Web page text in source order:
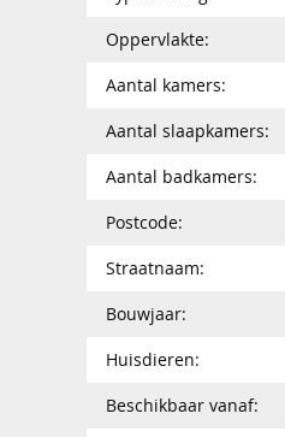
Oppervlakte:
Aantal kamers:
Aantal slaapkamers:
Aantal badkamers:
Postcode:
Straatnaam:
Bouwjaar:
Huisdieren:
Beschikbaar vanaf: